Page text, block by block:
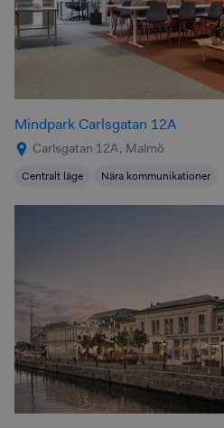
Mindpark Carlsgatan 12A
Carlsgatan 12A, Malmö
Centralt läge Nära kommunikationer